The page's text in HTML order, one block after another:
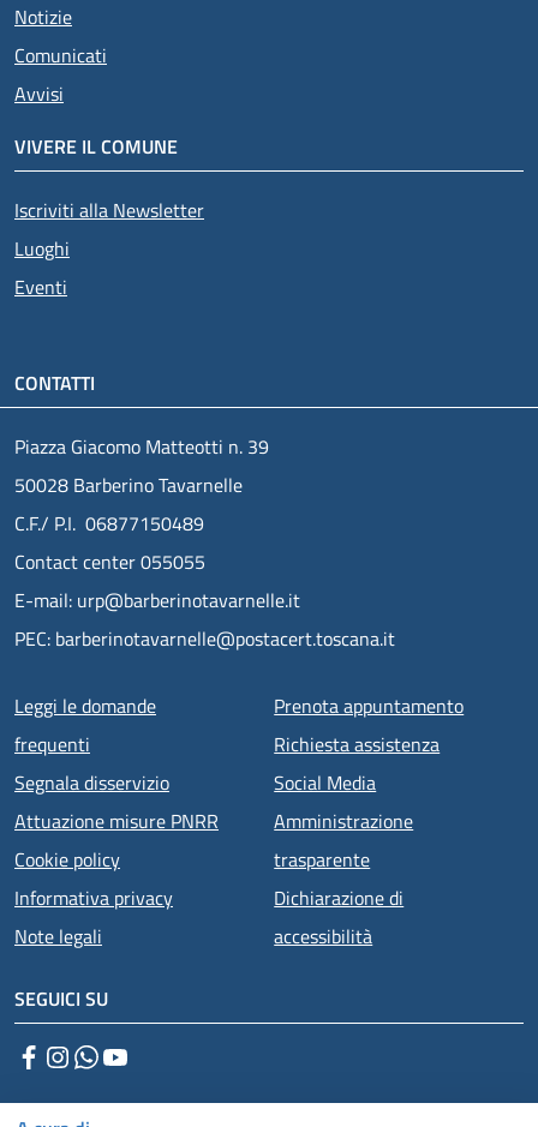
Notizie
Comunicati
Avvisi
VIVERE IL COMUNE
Iscriviti alla Newsletter
Luoghi
Eventi
CONTATTI
Piazza Giacomo Matteotti n. 39
50028 Barberino Tavarnelle
C.F./ P.I. 06877150489
Contact center 055055
E-mail: urp@barberinotavarnelle.it
PEC: barberinotavarnelle@postacert.toscana.it
Menu piè di pagina
Leggi le domande
frequenti
Segnala disservizio
Attuazione misure PNRR
Cookie policy
Informativa privacy
Note legali
Prenota appuntamento
Richiesta assistenza
Social Media
Amministrazione
trasparente
Dichiarazione di
accessibilità
SEGUICI SU
Facebook
Instagram
WhatsApp